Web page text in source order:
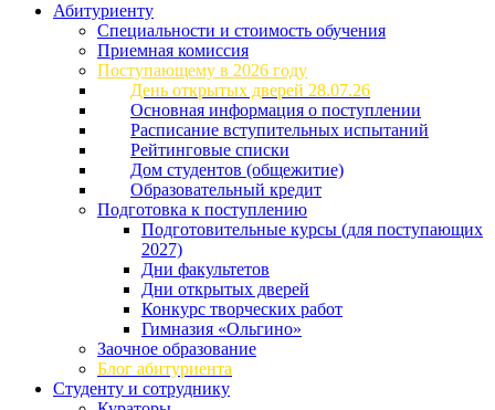
Абитуриенту
Специальности и стоимость обучения
Приемная комиссия
Поступающему в 2026 году
День открытых дверей 28.07.26
Основная информация о поступлении
Расписание вступительных испытаний
Рейтинговые списки
Дом студентов (общежитие)
Образовательный кредит
Подготовка к поступлению
Подготовительные курсы (для поступающих
2027)
Дни факультетов
Дни открытых дверей
Конкурс творческих работ
Гимназия «Ольгино»
Заочное образование
Блог абитуриента
Студенту и сотруднику